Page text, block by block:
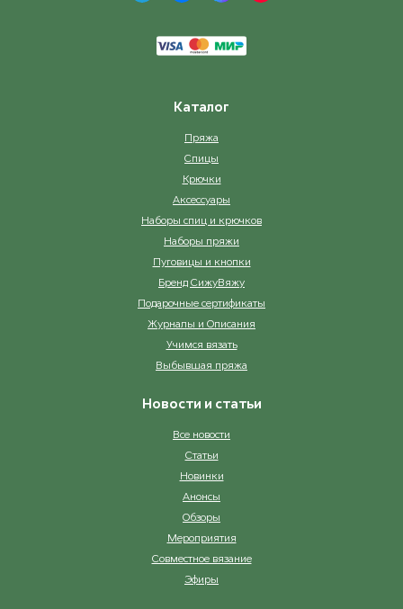
Каталог
Пряжа
Спицы
Крючки
Аксессуары
Наборы спиц и крючков
Наборы пряжи
Пуговицы и кнопки
Бренд СижуВяжу
Подарочные сертификаты
Журналы и Описания
Учимся вязать
Выбывшая пряжа
Новости и статьи
Все новости
Статьи
Новинки
Анонсы
Обзоры
Мероприятия
Совместное вязание
Эфиры